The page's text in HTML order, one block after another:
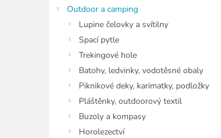
Outdoor a camping
Lupine čelovky a svítilny
Spací pytle
Trekingové hole
Batohy, ledvinky, vodotěsné obaly
Piknikové deky, karimatky, podložky
Pláštěnky, outdoorový textil
Buzoly a kompasy
Horolezectví